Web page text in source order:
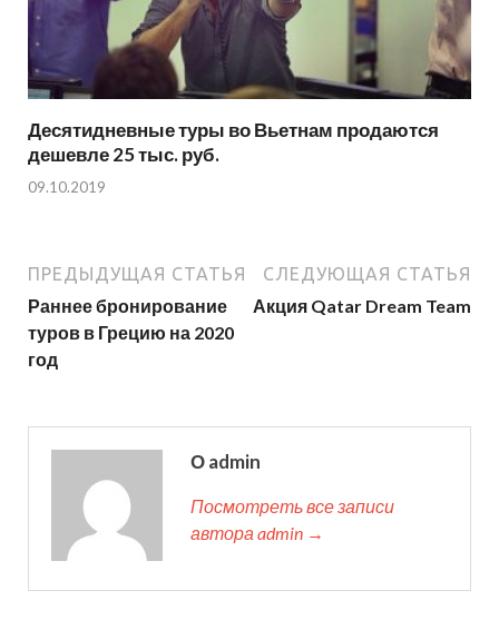
Десятидневные туры во Вьетнам продаются
дешевле 25 тыс. руб.
09.10.2019
ПРЕДЫДУЩАЯ СТАТЬЯ
Раннее бронирование
туров в Грецию на 2020
год
СЛЕДУЮЩАЯ СТАТЬЯ
Акция Qatar Dream Team
О admin
Посмотреть все записи
автора admin →